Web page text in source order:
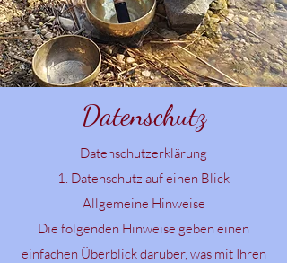
Datenschutz
Datenschutzerklärung
1. Datenschutz auf einen Blick
Allgemeine Hinweise
Die folgenden Hinweise geben einen
einfachen Überblick darüber, was mit Ihren